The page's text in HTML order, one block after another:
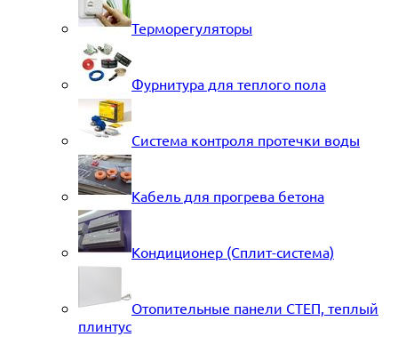
Терморегуляторы
Фурнитура для теплого пола
Система контроля протечки воды
Кабель для прогрева бетона
Кондиционер (Сплит-система)
Отопительные панели СТЕП, теплый
плинтус